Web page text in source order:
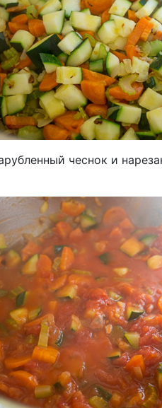
чеснок и